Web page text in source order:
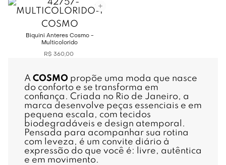
COSMO
Biquini Anteres Cosmo -
Multicolorido
R$ 360,00
A COSMO propõe uma moda que nasce
do conforto e se transforma em
confiança. Criada no Rio de Janeiro, a
marca desenvolve peças essenciais e em
pequena escala, com tecidos
biodegradáveis e design atemporal.
Pensada para acompanhar sua rotina
com leveza, é um convite diário à
expressão do que você é: livre, autêntica
e em movimento.